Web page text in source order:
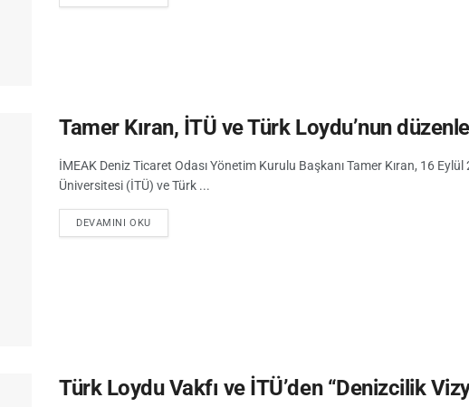
Tamer Kıran, İTÜ ve Türk Loydu’nun
İMEAK Deniz Ticaret Odası Yönetim Kurulu Başkanı Tamer Kıran, 16
Üniversitesi (İTÜ) ve Türk ...
DEVAMINI OKU
Türk Loydu Vakfı ve İTÜ’den “Denizcilik